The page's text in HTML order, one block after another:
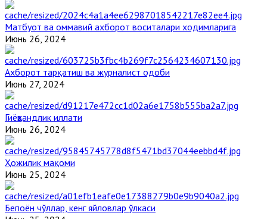
Матбуот ва оммавий ахборот воситалари ходимларига
Июнь 26, 2024
Ахборот тарқатиш ва журналист одоби
Июнь 27, 2024
Гиёҳвандлик иллати
Июнь 26, 2024
Ҳожилик мақоми
Июнь 25, 2024
Бепоён чўллар, кенг яйловлар ўлкаси